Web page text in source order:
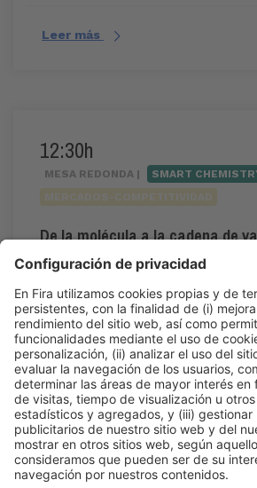
Leer más
12:30h
MESA REDONDA |
SMART
De la molécula a la cadena de
esencial y ganar competitividad
Jue 4 12:30h - 14:00h
Acceso público
Leer más